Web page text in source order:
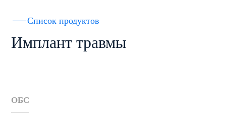
Список продуктов
Имплант травмы
ОБС